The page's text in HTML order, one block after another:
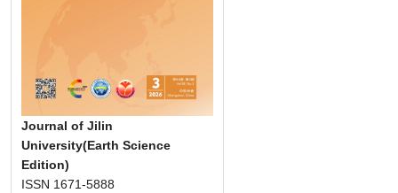
Journal of Jilin
University(Earth Science
Edition)
ISSN 1671-5888